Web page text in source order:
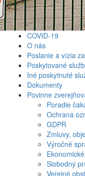
COVID-19
O nás
Poslanie a vízia
Poskytované
Iné poskytnuté
Dokumenty
Povinne
Poradie
Ochrana
GDPR
Zmluvy,
Výročné
Slobodný
Verejné